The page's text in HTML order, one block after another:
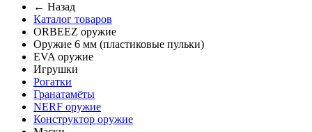
← Назад
Каталог товаров
ORBEEZ оружие
Оружие 6 мм (пластиковые пульки)
EVA оружие
Игрушки
Рогатки
Гранатамёты
NERF оружие
Конструктор оружие